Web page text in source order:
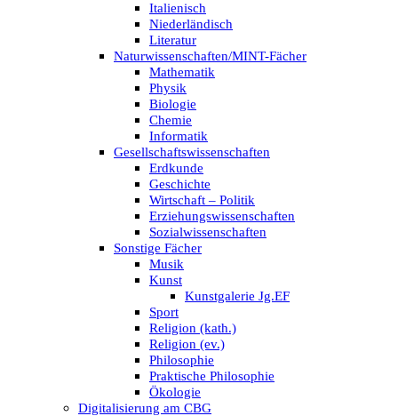
Italienisch
Niederländisch
Literatur
Naturwissenschaften/MINT-Fächer
Mathematik
Physik
Biologie
Chemie
Informatik
Gesellschaftswissenschaften
Erdkunde
Geschichte
Wirtschaft – Politik
Erziehungswissenschaften
Sozialwissenschaften
Sonstige Fächer
Musik
Kunst
Kunstgalerie Jg.EF
Sport
Religion (kath.)
Religion (ev.)
Philosophie
Praktische Philosophie
Ökologie
Digitalisierung am CBG